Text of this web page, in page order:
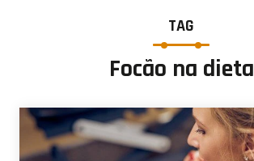
TAG
Focão na dieta